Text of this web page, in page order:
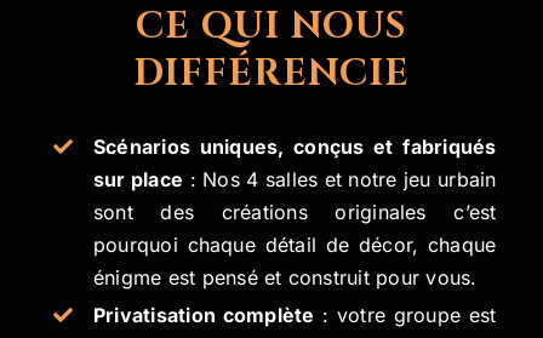
CE QUI NOUS
DIFFÉRENCIE
Scénarios uniques, conçus et fabriqués
sur place : Nos 4 salles et notre jeu urbain
sont des créations originales c’est
pourquoi chaque détail de décor, chaque
énigme est pensé et construit pour vous.
Privatisation complète : votre groupe est